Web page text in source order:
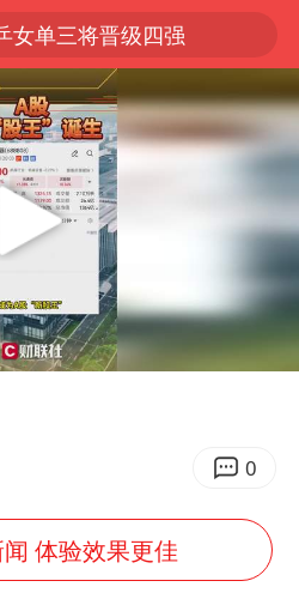
女单三将晋级四强
经济撬动暑期消费新蓝海
马克·艾伦退出斯诺克中国公开赛
平潭拍日出坠崖1死1伤
新主播李秋莹孙亚鹏亮相
牛市回来了吗
36岁男演员成景区NPC后人气爆棚
健身事业高质量发展
0
体验效果更佳